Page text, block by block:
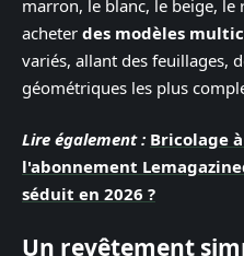
marron, le blanc, le beige, le
acheter des modèles
variés, allant des feuillages,
géométriques les plus
Lire également : Bricolage
l'abonnement
séduit en 2026 ?
Un revêtement